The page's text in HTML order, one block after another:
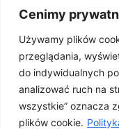
Cenimy
Używamy plików
przeglądania,
do indywidualnych
analizować ruch na
wszystkie” oznacza
plików cookie.